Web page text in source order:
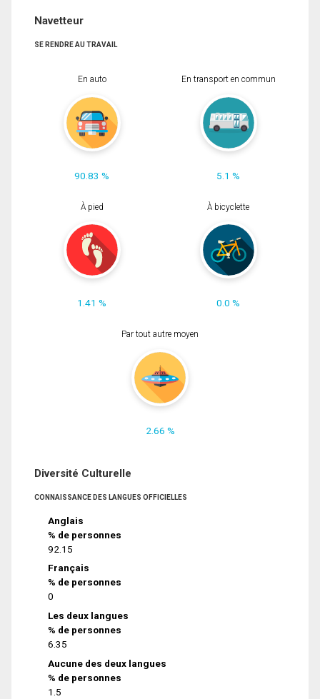
Navetteur
SE RENDRE AU TRAVAIL
En auto
90.83 %
En transport en commun
5.1 %
À pied
1.41 %
À bicyclette
0.0 %
Par tout autre moyen
2.66 %
Diversité Culturelle
CONNAISSANCE DES LANGUES OFFICIELLES
Anglais
% de personnes
92.15
Français
% de personnes
0
Les deux langues
% de personnes
6.35
Aucune des deux langues
% de personnes
1.5